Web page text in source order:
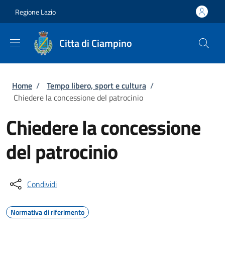
Regione Lazio
Citta di Ciampino
Briciole di pane
Home / Tempo libero, sport e cultura /
Chiedere la concessione del patrocinio
Chiedere la concessione
del patrocinio
Condividi
Normativa di riferimento